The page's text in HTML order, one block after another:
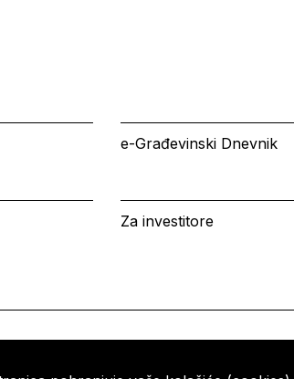
e-Građevinski Dnevnik
Za investitore